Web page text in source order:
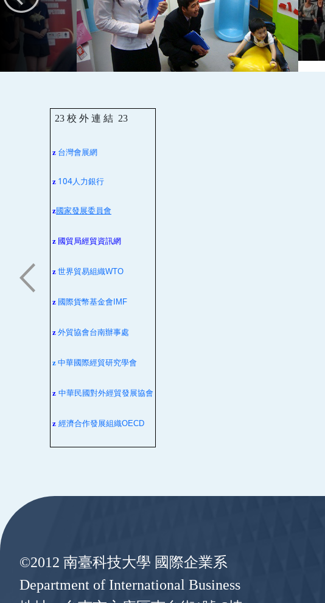
23 校 外 連 結 23
z 台灣會展網
z 104人力銀行
z國家發展委員會
z 國貿局經貿資訊網
z 世界貿易組織WTO
z 國際貨幣基金會 IMF
z 外貿協會台南辦事處
z 中華國際經貿研究學會
z 中華民國對外經貿發展協會
z 經濟合作發展組織OECD
©2012 南臺科技大學 國際企業系
Department of International Business